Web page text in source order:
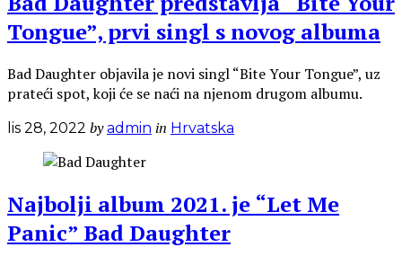
Tongue”, prvi singl s novog albuma
Bad Daughter objavila je novi singl “Bite Your Tongue”, uz
prateći spot, koji će se naći na njenom drugom albumu.
lis 28, 2022 by admin in Hrvatska
Najbolji album 2021. je “Let Me
Panic” Bad Daughter